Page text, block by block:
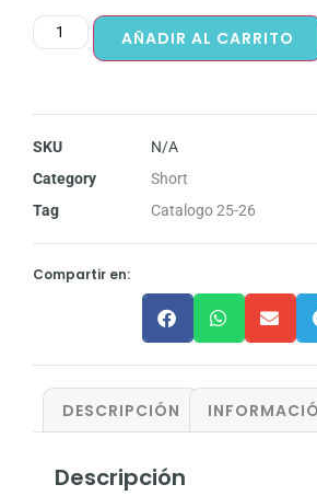
AÑADIR AL CARRITO
SKU
N/A
Category
Short
Tag
Catalogo 25-26
Compartir en:
DESCRIPCIÓN
Descripción